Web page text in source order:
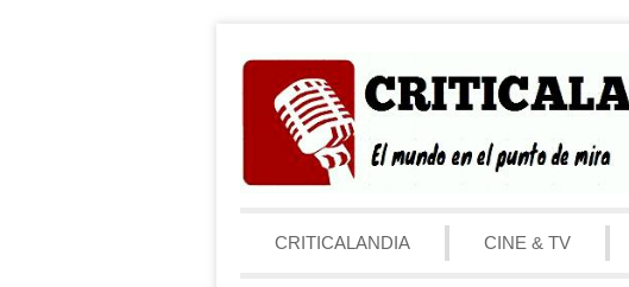
Menú
CRITICALANDIA
CINE & TV